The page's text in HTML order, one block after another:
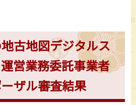
古地図デジタルス
営業務委託事業者
ザル審査結果